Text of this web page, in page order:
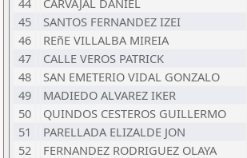
44
CARVAJAL DANIEL
45
SANTOS FERNANDEZ IZEI
46
REñE VILLALBA MIREIA
47
CALLE VEROS PATRICK
48
SAN EMETERIO VIDAL GONZALO
49
MADIEDO ALVAREZ IKER
50
QUINDOS CESTEROS GUILLERMO
51
PARELLADA ELIZALDE JON
52
FERNANDEZ RODRIGUEZ OLAYA